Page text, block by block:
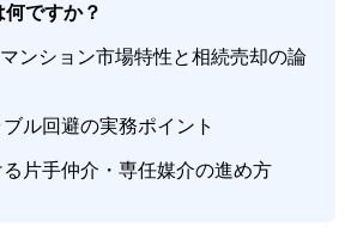
ですか？
ンション市場特性と相続売却の論
ル回避の実務ポイント
片手仲介・専任媒介の進め方